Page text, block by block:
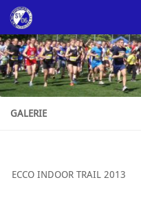
Skip to content
GALERIE
ECCO INDOOR TRAIL 2013